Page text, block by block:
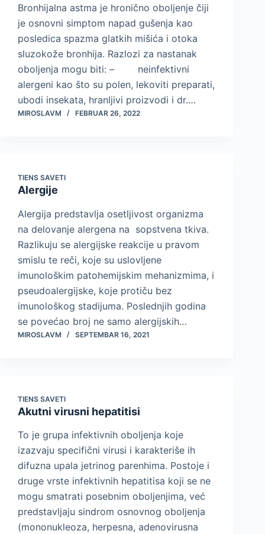
Bronhijalna astma je hronično oboljenje čiji
je osnovni simptom napad gušenja kao
posledica spazma glatkih mišića i otoka
sluzokože bronhija. Razlozi za nastanak
oboljenja mogu biti: – neinfektivni
alergeni kao što su polen, lekoviti preparati,
ubodi insekata, hranljivi proizvodi i dr.…
MIROSLAVM FEBRUAR 26, 2022
TIENS SAVETI
Alergije
Alergija predstavlja osetljivost organizma
na delovanje alergena na sopstvena tkiva.
Razlikuju se alergijske reakcije u pravom
smislu te reči, koje su uslovljene
imunološkim patohemijskim mehanizmima, i
pseudoalergijske, koje protiču bez
imunološkog stadijuma. Poslednjih godina
se povećao broj ne samo alergijskih…
MIROSLAVM SEPTEMBAR 16, 2021
TIENS SAVETI
Akutni virusni hepatitisi
To je grupa infektivnih oboljenja koje
izazvaju specifični virusi i karakteriše ih
difuzna upala jetrinog parenhima. Postoje i
druge vrste infektivnih hepatitisa koji se ne
mogu smatrati posebnim oboljenjima, već
predstavljaju sindrom osnovnog oboljenja
(mononukleoza, herpesna, adenovirusna